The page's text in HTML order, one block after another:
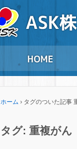
ホーム › タグのついた記事
タグ: 重複がん